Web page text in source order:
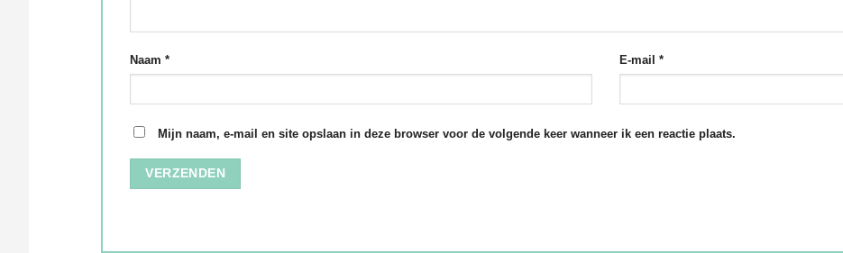
Naam * E-mail *
Mijn naam, e-mail en site opslaan in deze browser voor de volgende keer wanneer ik een reactie plaats.